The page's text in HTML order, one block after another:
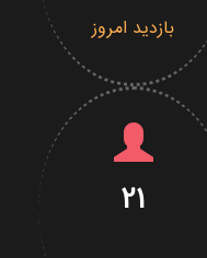
بازدید امروز
21